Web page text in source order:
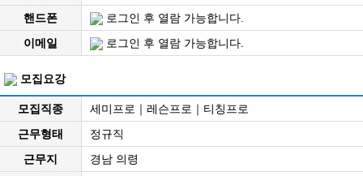
핸드폰
로그인 후 열람 가능합니다.
이메일
로그인 후 열람 가능합니다.
모집요강
모집직종
세미프로｜레슨프로｜티칭프로
근무형태
정규직
근무지
경남 의령